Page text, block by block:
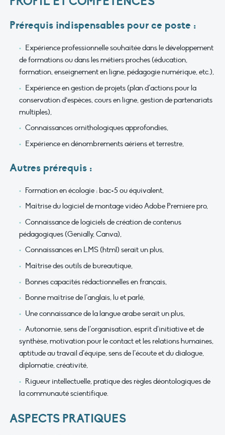
Prérequis indispensables pour ce poste :
Expérience professionnelle souhaitée dans le développement
de formations ou dans les métiers proches (éducation,
formation, enseignement en ligne, pédagogie numérique, etc.),
Expérience en gestion de projets (plan d’actions pour la
conservation d‘espèces, cours en ligne, gestion de partenariats
multiples),
Connaissances ornithologiques approfondies,
Expérience en dénombrements aériens et terrestre,
Autres prérequis :
Formation en écologie : bac+5 ou équivalent,
Maîtrise du logiciel de montage vidéo Adobe Premiere pro,
Connaissance de logiciels de création de contenus
pédagogiques (Genially, Canva),
Connaissances en LMS (html) serait un plus,
Maîtrise des outils de bureautique,
Bonnes capacités rédactionnelles en français,
Bonne maîtrise de l’anglais, lu et parlé,
Une connaissance de la langue arabe serait un plus,
Autonomie, sens de l’organisation, esprit d’initiative et de
synthèse, motivation pour le contact et les relations humaines,
aptitude au travail d’équipe, sens de l’écoute et du dialogue,
diplomatie, créativité,
Rigueur intellectuelle, pratique des règles déontologiques de
la communauté scientifique.
ASPECTS PRATIQUES